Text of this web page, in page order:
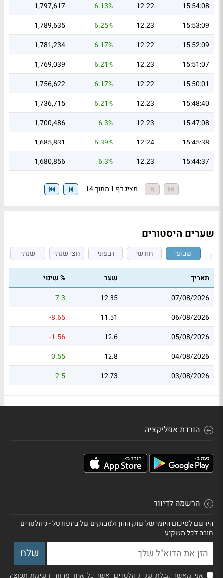
15:54:08
12.22
6.13%
1,797,617
15:53:09
12.23
6.25%
1,789,635
15:52:09
12.22
6.17%
1,781,234
15:51:07
12.23
6.21%
1,769,039
15:50:01
12.22
6.17%
1,756,622
15:48:40
12.23
6.21%
1,736,715
15:47:08
12.23
6.3%
1,700,486
15:45:38
12.24
6.39%
1,685,831
15:44:37
12.23
6.3%
1,680,856
מציג דף 1 מתוך 14
שערים היסטורים
שבועי חודשי רבעוני חצי שנתי שנתי
תאריך שער
% שינוי
07/08/2026
12.35
7.3
06/08/2026
11.51
-8.65
05/08/2026
12.6
-1.56
04/08/2026
12.8
0.55
03/08/2026
12.73
2.5
הורדת אפליקציה
הרשמה לדיוור
הירשם לסיכום היומי של שוק ההון ולמבזקים של ביזפורטל - ניוזלטרים
חובה לכל משקיע
אני מאשר קבלת שני ניוזלטרים, אשר כל אחד מהווה רשימת תפוצה